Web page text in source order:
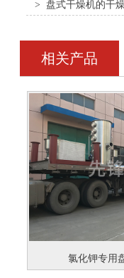
> 盘式干燥机的干
相关产品
氯化钾专用